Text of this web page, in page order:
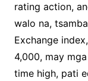
rating action,
walo na,
Exchange
4,000, may
time high, pati